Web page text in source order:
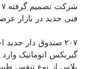
فنی جدید در بازار